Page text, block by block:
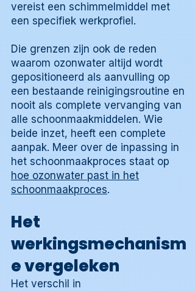
vereist een schimmelmiddel met
een specifiek werkprofiel.
Die grenzen zijn ook de reden
waarom ozonwater altijd wordt
gepositioneerd als aanvulling op
een bestaande reinigingsroutine en
nooit als complete vervanging van
alle schoonmaakmiddelen. Wie
beide inzet, heeft een complete
aanpak. Meer over de inpassing in
het schoonmaakproces staat op
hoe ozonwater past in het
schoonmaakproces.
Het
werkingsmechanism
e vergeleken
Het verschil in